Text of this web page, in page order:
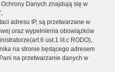
Danych znajdują się w
adresu IP, są przetwarzane w
oraz wypełnienia obowiązków
ust.1 lit.c RODO),
na stronie będącego adresem
na przetwarzanie danych w